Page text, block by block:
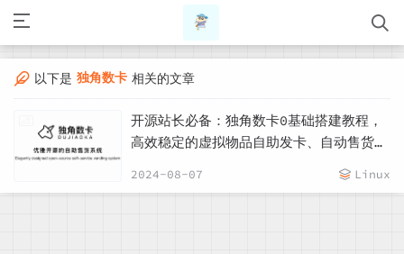
以下是 独角数卡 相关的文章
开源站长必备：独角数卡0基础搭建教程，
高效稳定的虚拟物品自助发卡、自动售货系
2024-08-07 Linux